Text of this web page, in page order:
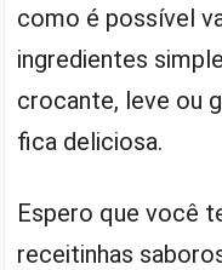
como é possível
ingredientes
crocante, leve ou
fica deliciosa.
Espero que você
receitinhas